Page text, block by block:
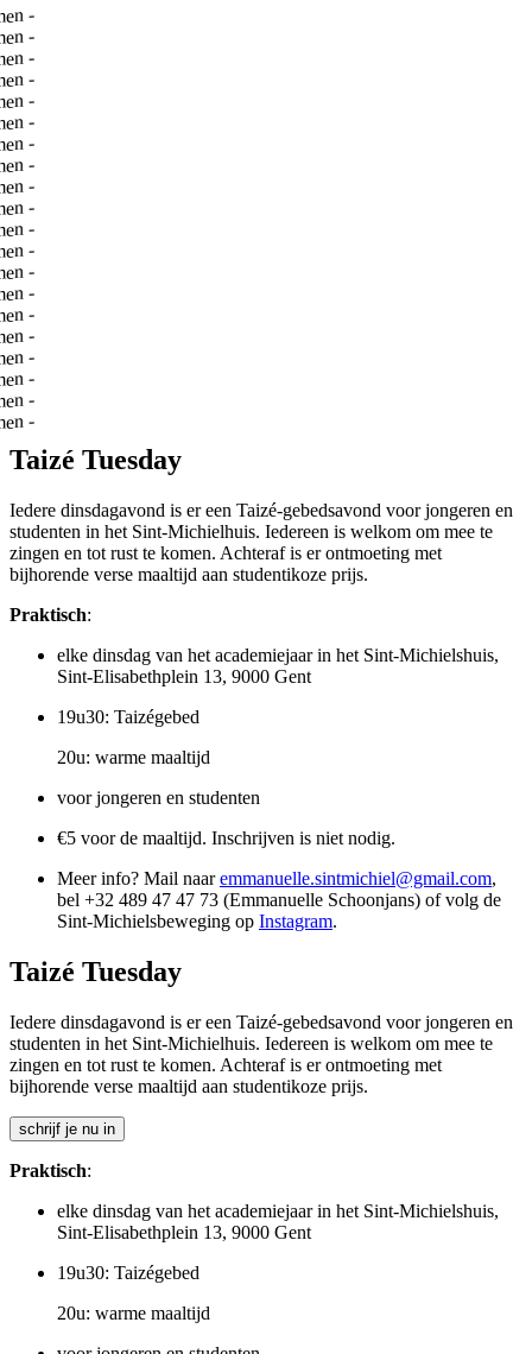
komen
komen
komen
komen
komen
komen
komen
komen
komen
komen
komen
komen
komen
komen
komen
komen
komen
komen
komen
komen
Taizé Tuesday
Iedere dinsdagavond is er een Taizé-gebedsavond voor jongeren en
studenten in het Sint-Michielhuis. Iedereen is welkom om mee te
zingen en tot rust te komen. Achteraf is er ontmoeting met
bijhorende verse maaltijd aan studentikoze prijs.
Praktisch:
elke dinsdag van het academiejaar in het Sint-Michielshuis,
Sint-Elisabethplein 13, 9000 Gent
19u30: Taizégebed
20u: warme maaltijd
voor jongeren en studenten
€5 voor de maaltijd. Inschrijven is niet nodig.
Meer info? Mail naaremmanuelle.sintmichiel@gmail.com,
bel +32 489 47 47 73 (Emmanuelle Schoonjans) of volg de
Sint-Michielsbeweging op Instagram.
Taizé Tuesday
Iedere dinsdagavond is er een Taizé-gebedsavond voor jongeren en
studenten in het Sint-Michielhuis. Iedereen is welkom om mee te
zingen en tot rust te komen. Achteraf is er ontmoeting met
bijhorende verse maaltijd aan studentikoze prijs.
schrijf je nu in
Praktisch:
elke dinsdag van het academiejaar in het Sint-Michielshuis,
Sint-Elisabethplein 13, 9000 Gent
19u30: Taizégebed
20u: warme maaltijd